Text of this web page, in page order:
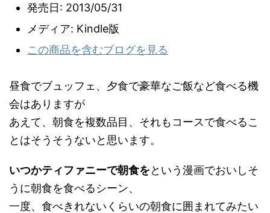
発売日: 2013/05/31
メディア: Kindle版
この商品を含むブログを見る
昼食でブュッフェ、夕食で豪華なご飯など食べる機
会はありますが
あえて、朝食を複数品目、それもコースで食べるこ
とはそうそうないと思います。
いつかティファニーで朝食をという漫画でおいしそ
うに朝食を食べるシーン、
一度、食べきれないくらいの朝食に囲まれてみたい